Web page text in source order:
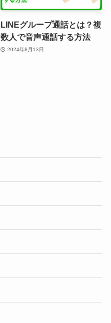
LINEグループ通話とは？複
数人で音声通話する方法
2024年8月13日